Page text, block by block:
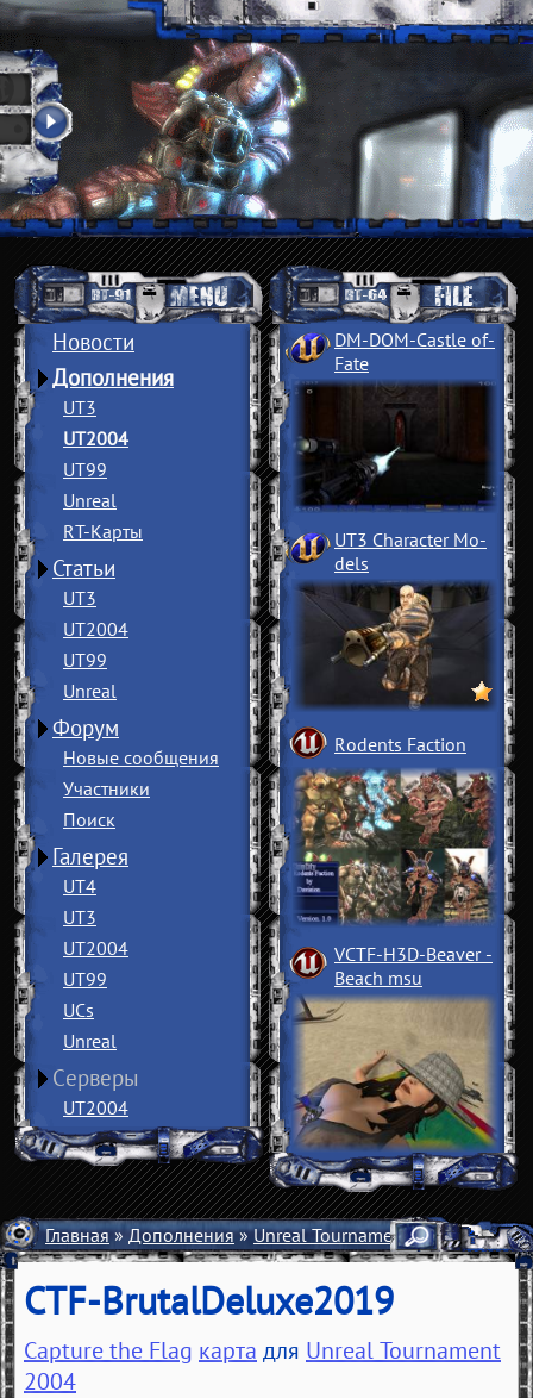
Новости
Дополнения
UT3
UT2004
UT99
Unreal
RT-Карты
Статьи
UT3
UT2004
UT99
Unreal
Форум
Новые сообщения
Участники
Поиск
Галерея
UT4
UT3
UT2004
UT99
UCs
Unreal
Серверы
UT2004
DM-DOM-Castle of­
Fate
UT3 Character Mo­
dels
Rodents Faction
VCTF-H3D-Beaver ­
Beach msu
Главная»Дополнения»Unreal Tournament 2004»Карты
CTF-BrutalDeluxe2019
Capture the Flag карта для Unreal Tournament
2004